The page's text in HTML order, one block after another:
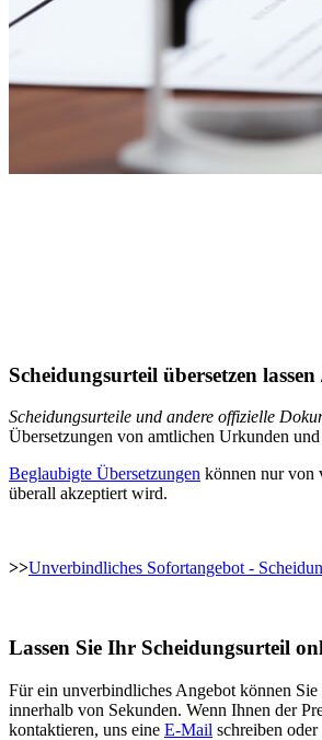
Scheidungsurteil übersetzen
Scheidungsurteile und andere offizielle
Übersetzungen von amtlichen Urkunden
Beglaubigte Übersetzungen können nur von
überall akzeptiert wird.
>>Unverbindliches Sofortangebot -
Lassen Sie Ihr Scheidungsurteil
Für ein unverbindliches Angebot können
innerhalb von Sekunden. Wenn Ihnen der
kontaktieren, uns eine E-Mail schreiben oder